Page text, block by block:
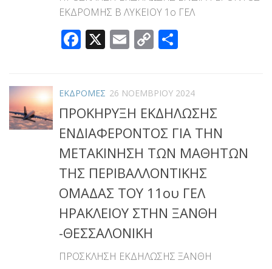
ΕΚΔΡΟΜΗΣ Β ΛΥΚΕΙΟΥ 1ο ΓΕΛ
Facebook
X Email
Copy
ΕΚΔΡΟΜΕΣ 26 ΝΟΕΜΒΡΊΟΥ 2024
ΠΡΟΚΗΡΥΞΗ ΕΚΔΗΛΩΣΗΣ
ΕΝΔΙΑΦΕΡΟΝΤΟΣ ΓΙΑ ΤΗΝ
ΜΕΤΑΚΙΝΗΣΗ ΤΩΝ ΜΑΘΗΤΩΝ
ΤΗΣ ΠΕΡΙΒΑΛΛΟΝΤΙΚΗΣ
ΟΜΑΔΑΣ ΤΟΥ 11ου ΓΕΛ
ΗΡΑΚΛΕΙΟΥ ΣΤΗΝ ΞΑΝΘΗ
-ΘΕΣΣΑΛΟΝΙΚΗ
ΠΡΟΣΚΛΗΣΗ ΕΚΔΗΛΩΣΗΣ ΞΑΝΘΗ